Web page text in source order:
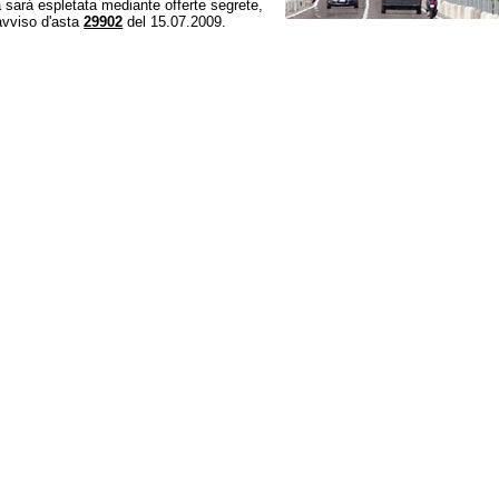
espletata mediante offerte segrete,
d'asta29902 del 15.07.2009.